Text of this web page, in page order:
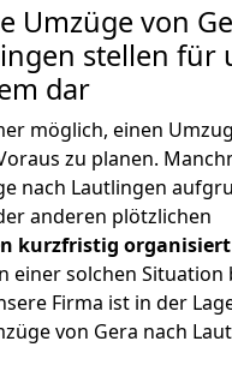
Umzüge von
stellen für
dar
möglich, einen
zu planen.
nach Lautlingen
anderen plötzlichen
kurzfristig
einer solchen Situation
Firma ist in der
von Gera nach